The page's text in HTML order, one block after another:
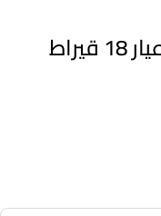
أسورة بسلسلة ذهب دائرية عيار 18 قيراط